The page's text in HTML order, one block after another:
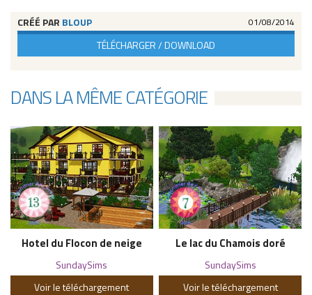
CRÉÉ PAR BLOUP 01/08/2014
TÉLÉCHARGER / DOWNLOAD
DANS LA MÊME CATÉGORIE
Hotel du Flocon de neige
SundaySims
Voir le téléchargement
Le lac du Chamois doré
SundaySims
Voir le téléchargement